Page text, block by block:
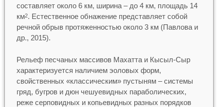
составляет около 6 км, ширина – до 4 км, площадь 14
км2. Естественное обнажение представляет собой
речной обрыв протяженностью около 3 км (Павлова и
др., 2015).
Рельеф песчаных массивов Махатта и Кысыл-Сыр
характеризуется наличием эоловых форм,
свойственных «классическим» пустыням – системы
гряд, бугров и дюн чешуевидных параболических,
реже серповидных и копьевидных разных порядков